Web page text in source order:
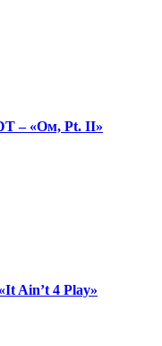
– «Ом, Pt. II»
Ain’t 4 Play»